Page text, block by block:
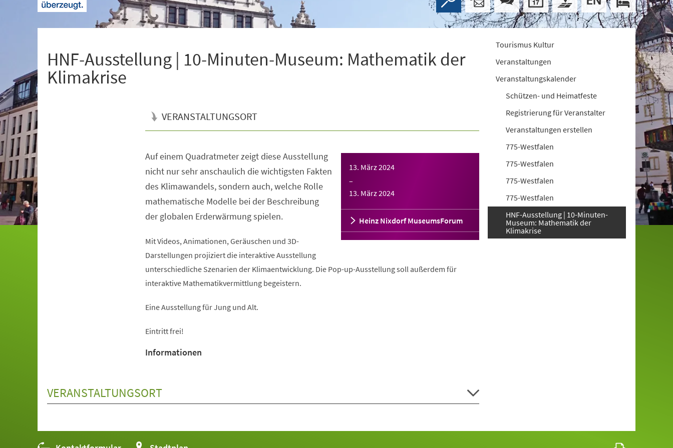
HNF-Ausstellung | 10-Minuten-Museum: Mathematik der
Klimakrise
VERANSTALTUNGSORT
13. März 2024
–
13. März 2024
Heinz Nixdorf MuseumsForum
Auf einem Quadratmeter zeigt diese Ausstellung
nicht nur sehr anschaulich die wichtigsten Fakten
des Klimawandels, sondern auch, welche Rolle
mathematische Modelle bei der Beschreibung
der globalen Erderwärmung spielen.
Mit Videos, Animationen, Geräuschen und 3D-
Darstellungen projiziert die interaktive Ausstellung
unterschiedliche Szenarien der Klimaentwicklung. Die Pop-up-Ausstellung soll außerdem für
interaktive Mathematikvermittlung begeistern.
Eine Ausstellung für Jung und Alt.
Eintritt frei!
Informationen
VERANSTALTUNGSORT
Tourismus Kultur
Veranstaltungen
Veranstaltungskalender
Schützen- und Heimatfeste
Registrierung für Veranstalter
Veranstaltungen erstellen
775-Westfalen
775-Westfalen
775-Westfalen
775-Westfalen
HNF-Ausstellung | 10-Minuten-
Museum: Mathematik der
Klimakrise